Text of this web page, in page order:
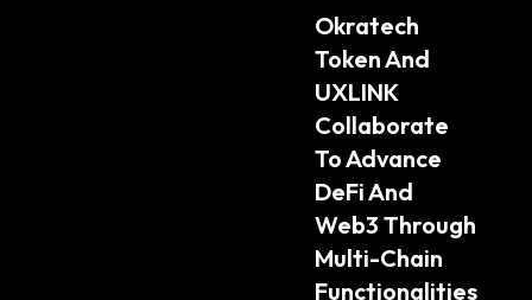
Okratech
Token And
UXLINK
Collaborate
To Advance
DeFi And
Web3 Through
Multi-Chain
Functionalities